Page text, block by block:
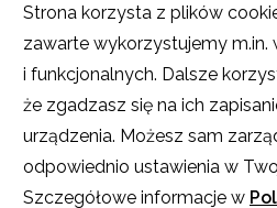
Strona korzysta z plików
zawarte wykorzystujemy
i funkcjonalnych. Dalsze
że zgadzasz się na ich
urządzenia. Możesz sam
odpowiednio ustawienia w
Szczegółowe informacje w